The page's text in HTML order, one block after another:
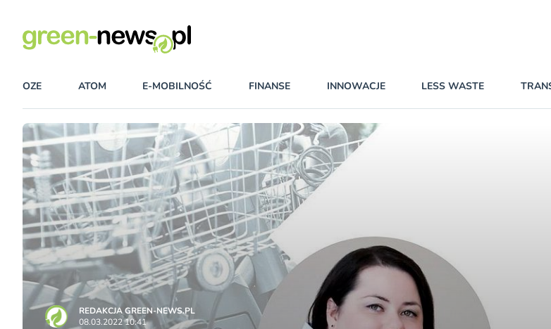
OZE ATOM E-MOBILNOŚĆ FINANSE INNOWACJE LESS WASTE
REDAKCJA GREEN-NEWS.PL
08.03.2022 10:41